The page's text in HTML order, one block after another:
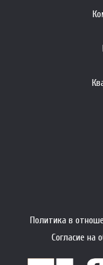
Политика в
Согласие на